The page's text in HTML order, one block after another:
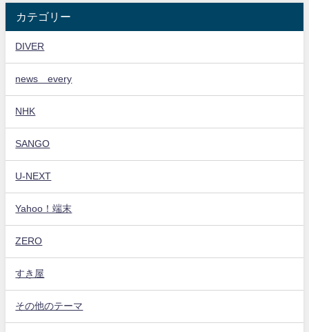
カテゴリー
DIVER
news every
NHK
SANGO
U-NEXT
Yahoo！端末
ZERO
すき屋
その他のテーマ